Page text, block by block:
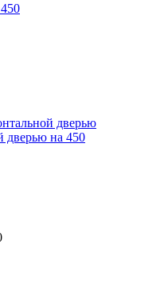
дверью на 450